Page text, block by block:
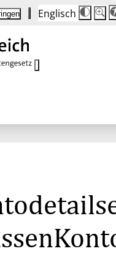
Englisch
Die
auf
100
100